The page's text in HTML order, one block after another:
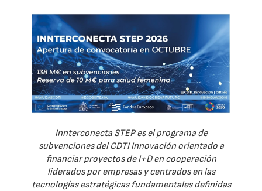
Innterconecta STEP es el programa de
subvenciones del CDTI Innovación orientado a
financiar proyectos de I+D en cooperación
liderados por empresas y centrados en las
tecnologías estratégicas fundamentales definidas